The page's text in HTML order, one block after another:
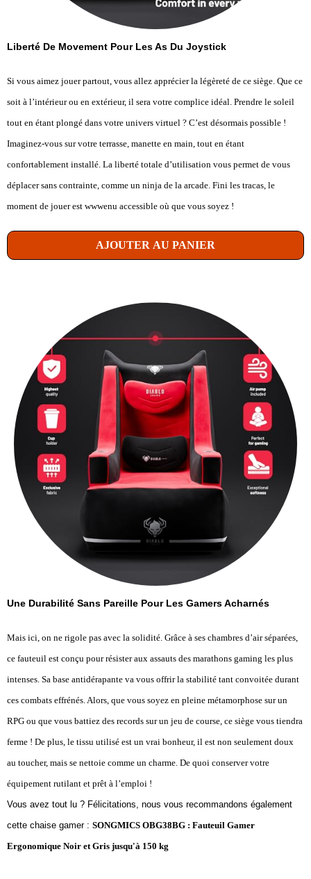
Liberté De Movement Pour Les As Du Joystick
Si vous aimez jouer partout, vous allez apprécier la légèreté de ce siège. Que ce
soit à l’intérieur ou en extérieur, il sera votre complice idéal. Prendre le soleil
tout en étant plongé dans votre univers virtuel ? C’est désormais possible !
Imaginez-vous sur votre terrasse, manette en main, tout en étant
confortablement installé. La liberté totale d’utilisation vous permet de vous
déplacer sans contrainte, comme un ninja de la arcade. Fini les tracas, le
moment de jouer est wwwenu accessible où que vous soyez !
AJOUTER AU PANIER
Une Durabilité Sans Pareille Pour Les Gamers Acharnés
Mais ici, on ne rigole pas avec la solidité. Grâce à ses chambres d’air séparées,
ce fauteuil est conçu pour résister aux assauts des marathons gaming les plus
intenses. Sa base antidérapante va vous offrir la stabilité tant convoitée durant
ces combats effrénés. Alors, que vous soyez en pleine métamorphose sur un
RPG ou que vous battiez des records sur un jeu de course, ce siège vous tiendra
ferme ! De plus, le tissu utilisé est un vrai bonheur, il est non seulement doux
au toucher, mais se nettoie comme un charme. De quoi conserver votre
équipement rutilant et prêt à l’emploi !
Vous avez tout lu ? Félicitations, nous vous recommandons également
cette chaise gamer : SONGMICS OBG38BG : Fauteuil Gamer
Ergonomique Noir et Gris jusqu'à 150 kg